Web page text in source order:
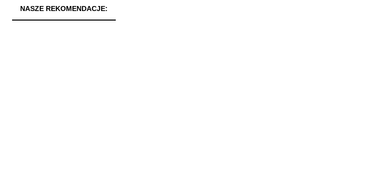
NASZE REKOMENDACJE: